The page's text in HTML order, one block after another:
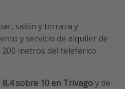
salón y terraza y
y servicio de alquiler de
200 metros del teleférico
8,4 sobre 10 en Trivagoy de